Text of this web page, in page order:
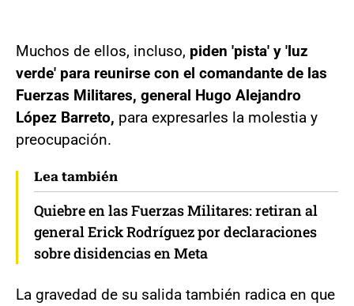
Muchos de ellos, incluso, piden 'pista' y 'luz
verde' para reunirse con el comandante de las
Fuerzas Militares, general Hugo Alejandro
López Barreto, para expresarles la molestia y
preocupación.
Lea también
Quiebre en las Fuerzas Militares: retiran al
general Erick Rodríguez por declaraciones
sobre disidencias en Meta
La gravedad de su salida también radica en que